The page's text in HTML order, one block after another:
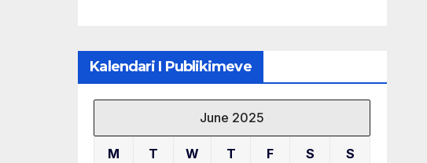
Kalendari I Publikimeve
June 2025
M T W T F S S